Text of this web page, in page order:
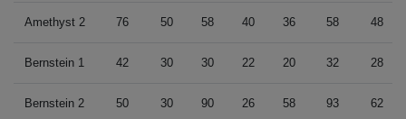
Amethyst 2 76 50 58 40 36 58 48
Bernstein 1 42 30 30 22 20 32 28
Bernstein 2 50 30 90 26 58 93 62